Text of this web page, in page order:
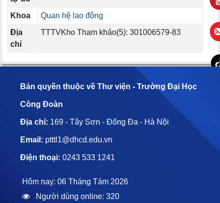
Khoa
Quan hệ lao động
Địa
chỉ
TTTVKho Tham khảo(5): 301006579-83
Bản quyền thuộc về Thư viện - Trường Đại Học
Công Đoàn
Địa chỉ: 169 - Tây Sơn - Đống Đa - Hà Nội
Email: ptttl1@dhcd.edu.vn
Điện thoại: 0243 533 1241
Hôm nay: 06 Tháng Tám 2026
Người dùng online: 320